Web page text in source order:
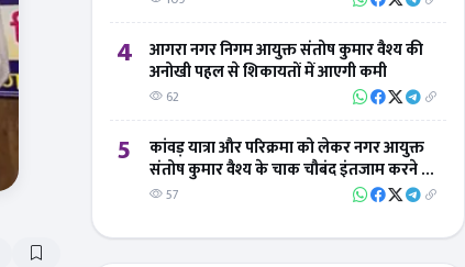
4
आगरा नगर निगम आयुक्त संतोष कुमार वैश्य की
अनोखी पहल से शिकायतों में आएगी कमी
62
5
कांवड़ यात्रा और परिक्रमा को लेकर नगर आयुक्त
संतोष कुमार वैश्य के चाक चौबंद इंतजाम करने के
निर्देश
57